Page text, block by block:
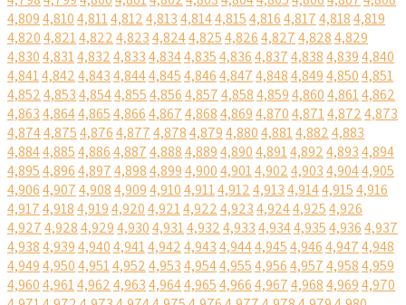
4,8094,8104,8114,8124,8134,8144,8154,8164,8174,8184,819
4,8204,8214,8224,8234,8244,8254,8264,8274,8284,829
4,8304,8314,8324,8334,8344,8354,8364,8374,8384,8394,840
4,8414,8424,8434,8444,8454,8464,8474,8484,8494,8504,851
4,8524,8534,8544,8554,8564,8574,8584,8594,8604,8614,862
4,8634,8644,8654,8664,8674,8684,8694,8704,8714,8724,873
4,8744,8754,8764,8774,8784,8794,8804,8814,8824,883
4,8844,8854,8864,8874,8884,8894,8904,8914,8924,8934,894
4,8954,8964,8974,8984,8994,9004,9014,9024,9034,9044,905
4,9064,9074,9084,9094,9104,9114,9124,9134,9144,9154,916
4,9174,9184,9194,9204,9214,9224,9234,9244,9254,926
4,9274,9284,9294,9304,9314,9324,9334,9344,9354,9364,937
4,9384,9394,9404,9414,9424,9434,9444,9454,9464,9474,948
4,9494,9504,9514,9524,9534,9544,9554,9564,9574,9584,959
4,9604,9614,9624,9634,9644,9654,9664,9674,9684,9694,970